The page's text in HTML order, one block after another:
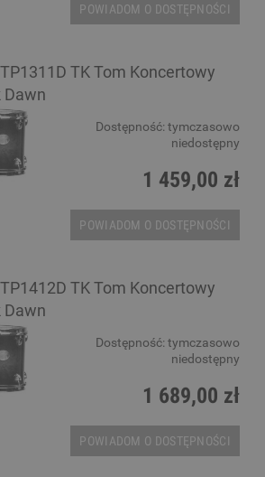
POWIADOM O DOSTĘPNOŚCI
TK Tom Koncertowy
Dawn
Dostępność: tymczasowo
niedostępny
1 459,00 zł
POWIADOM O DOSTĘPNOŚCI
TK Tom Koncertowy
Dawn
Dostępność: tymczasowo
niedostępny
1 689,00 zł
POWIADOM O DOSTĘPNOŚCI